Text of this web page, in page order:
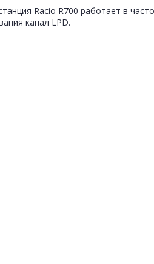
Racio R700 работает в
канал LPD.